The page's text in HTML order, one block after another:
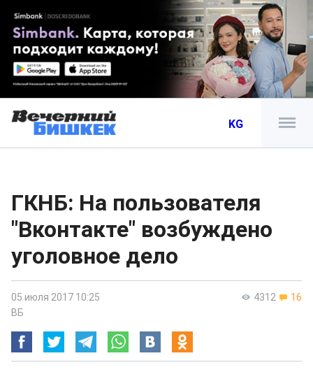
KG
ГКНБ: На пользователя
"Вконтакте" возбуждено
уголовное дело
4312 16
05 июля 2017 10:25
ВБ